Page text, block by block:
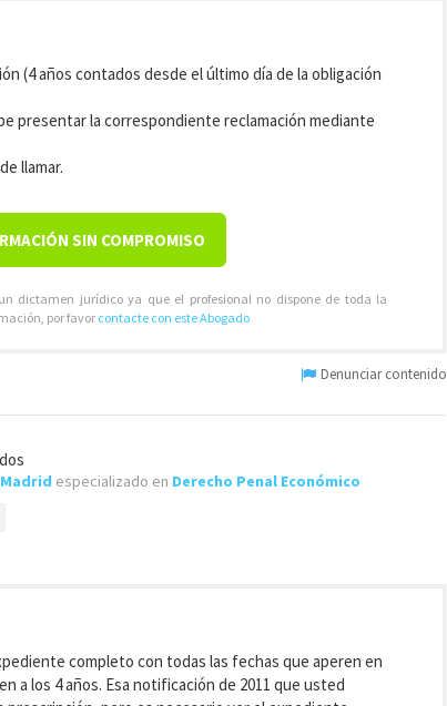
(4 años contados desde el último día de la obligación
presentar la correspondiente reclamación mediante
llamar.
SIN COMPROMISO
dictamen jurídico ya que el profesional no dispone de toda la
por favor contacte con este Abogado
Denunciar contenido
Madrid especializado en Derecho Penal Económico
completo con todas las fechas que aperen en
a los 4 años. Esa notificación de 2011 que usted